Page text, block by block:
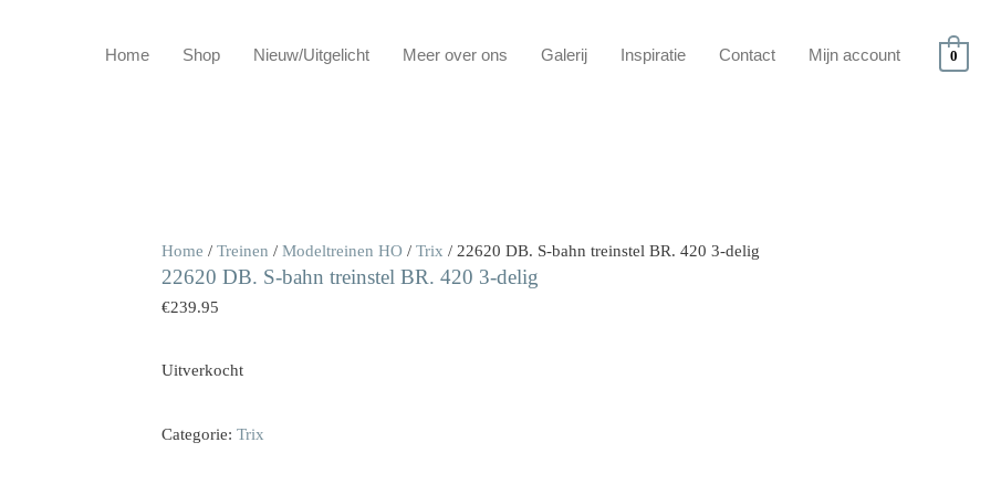
Home Shop Nieuw/Uitgelicht Meer over ons Galerij Inspiratie Contact Mijn account 0
Home / Treinen / Modeltreinen HO/ Trix / 22620 DB. S-bahn treinstel BR. 420 3-delig
22620 DB. S-bahn treinstel BR. 420 3-delig
€239.95
Uitverkocht
Categorie: Trix